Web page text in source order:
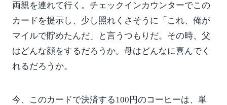
両親を連れて行く。チェックインカウンターでこの
カードを提示し、少し照れくさそうに「これ、俺が
マイルで貯めたんだ」と言うつもりだ。その時、父
はどんな顔をするだろうか。母はどんなに喜んでく
れるだろうか。
今、このカードで決済する100円のコーヒーは、単